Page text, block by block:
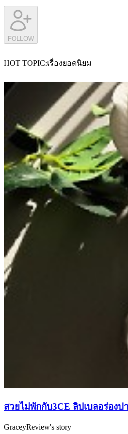
FOLLOW
HOT TOPIC เรื่องยอดนิยม
สวยไม่พักกับ3CE ลิปเบลอร่อง
GraceyReview's story